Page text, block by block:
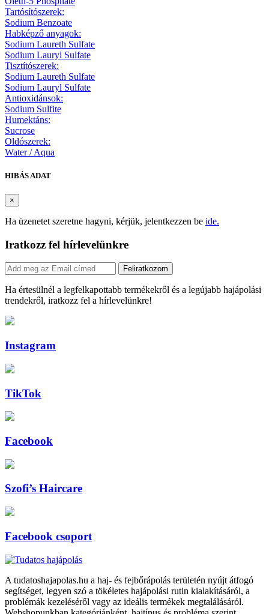
Tartósítószerek:
Sodium Benzoate
Habképző anyagok:
Sodium Laureth Sulfate
Sodium Lauryl Sulfate
Tisztítószerek:
Sodium Laureth Sulfate
Sodium Lauryl Sulfate
Antioxidánsok:
Sodium Sulfite
Humektáns:
Sucrose
Oldószerek:
Water / Aqua
HIBÁS ADAT
×
Ha üzenetet szeretne hagyni, kérjük, jelentkezzen be ide.
Iratkozz fel hírlevelünkre
Feliratkozom
Ha értesülnél a legfelkapottabb termékekről és a legújabb hajápolási
trendekről, iratkozz fel a hírlevelünkre!
Instagram
TikTok
Facebook
Szofi’s Haircare
Facebook csoport
A tudatoshajapolas.hu a haj- és fejbőrápolás területén nyújt átfogó
segítséget, legyen szó a tökéletes hajápolási rutin kialakításáról, a
problémák kezeléséről vagy az ideális termékek megtalálásáról.